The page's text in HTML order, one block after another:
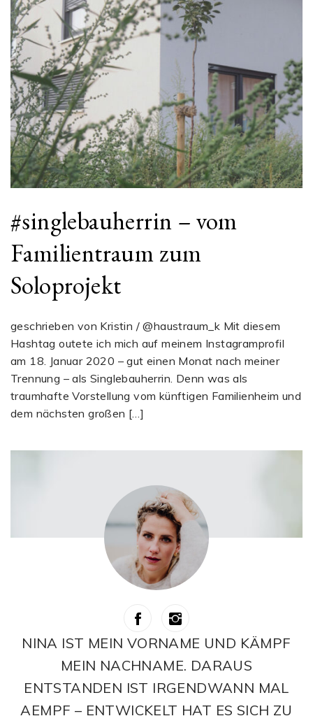
#singlebauherrin – vom
Familientraum zum
Soloprojekt
geschrieben von Kristin / @haustraum_k Mit diesem
Hashtag outete ich mich auf meinem Instagramprofil
am 18. Januar 2020 – gut einen Monat nach meiner
Trennung – als Singlebauherrin. Denn was als
traumhafte Vorstellung vom künftigen Familienheim und
dem nächsten großen […]
NINA IST MEIN VORNAME UND KÄMPF
MEIN NACHNAME. DARAUS
ENTSTANDEN IST IRGENDWANN MAL
AEMPF – ENTWICKELT HAT ES SICH ZU